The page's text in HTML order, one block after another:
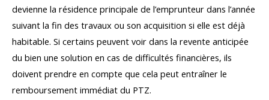
devienne la résidence principale de l’emprunteur dans l’année
suivant la fin des travaux ou son acquisition si elle est déjà
habitable. Si certains peuvent voir dans la revente anticipée
du bien une solution en cas de difficultés financières, ils
doivent prendre en compte que cela peut entraîner le
remboursement immédiat du PTZ.